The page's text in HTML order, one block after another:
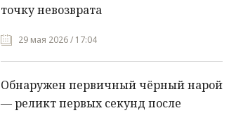
точку невозврата
29 мая 2026 / 17:04
Обнаружен первичный чёрный нарой
— реликт первых секунд после